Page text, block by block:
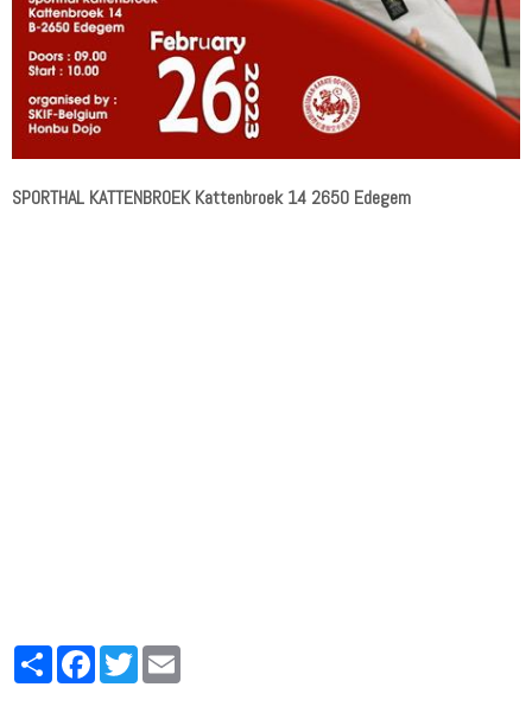
SPORTHAL KATTENBROEK Kattenbroek 14 2650 Edegem
PartagerFacebookTwitter